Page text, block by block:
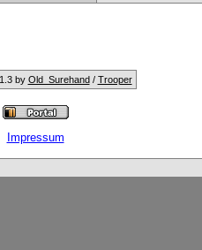
by Old_Surehand/ Trooper
Impressum